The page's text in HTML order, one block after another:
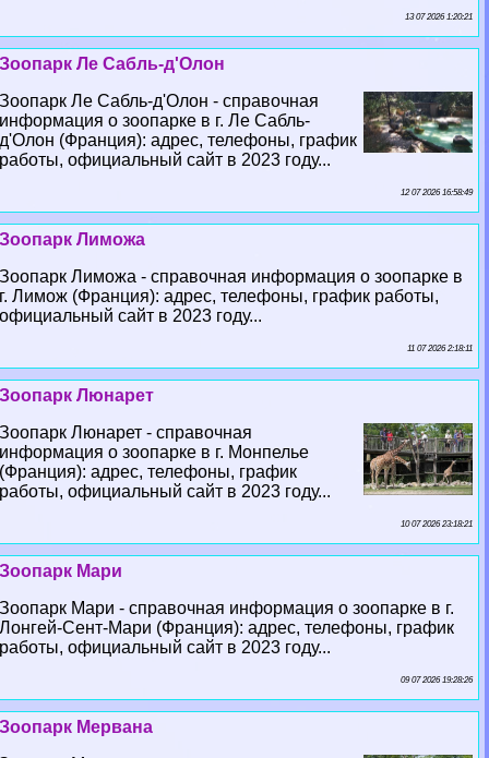
13 07 2026 1:20:21
Зоопарк Ле Сабль-д'Олон
Зоопарк Ле Сабль-д'Олон - справочная
информация о зоопарке в г. Ле Сабль-
д'Олон (Франция): адрес, телефоны, график
работы, официальный сайт в 2023 году...
12 07 2026 16:58:49
Зоопарк Лиможа
Зоопарк Лиможа - справочная информация о зоопарке в
г. Лимож (Франция): адрес, телефоны, график работы,
официальный сайт в 2023 году...
11 07 2026 2:18:11
Зоопарк Люнарет
Зоопарк Люнарет - справочная
информация о зоопарке в г. Монпелье
(Франция): адрес, телефоны, график
работы, официальный сайт в 2023 году...
10 07 2026 23:18:21
Зоопарк Мари
Зоопарк Мари - справочная информация о зоопарке в г.
Лонгeй-Сент-Мари (Франция): адрес, телефоны, график
работы, официальный сайт в 2023 году...
09 07 2026 19:28:26
Зоопарк Мервана